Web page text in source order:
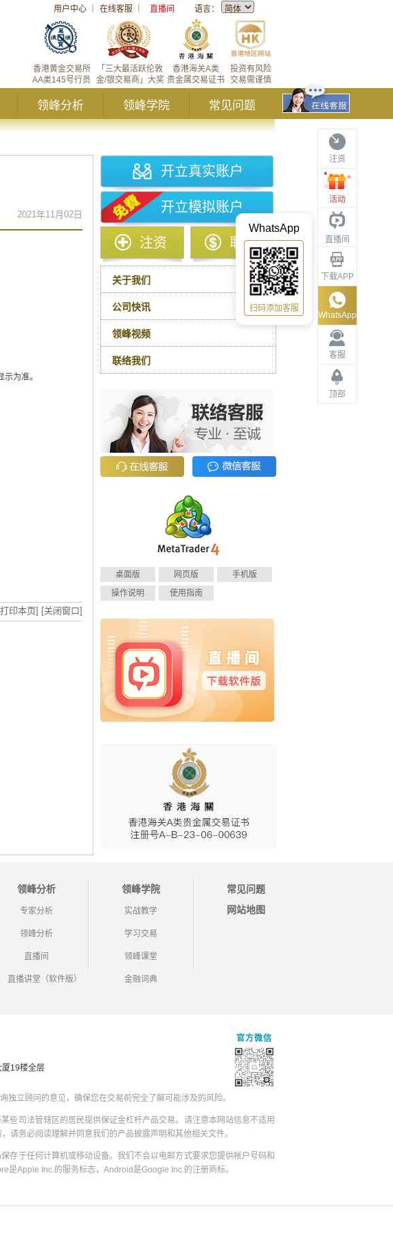
用户中心 在线客服 直播间 语言：
投资有风险
交易需谨慎
香港海关A类
贵金属交易证书
「三大最活跃伦敦
金/银交易商」大奖
香港黄金交易所
AA类145号行员
领峰分析 领峰学院 常见问题
注资
活动
直播间
下载APP
客服
顶部
WhatsApp
WhatsApp
扫码添加客服
2021年11月02日
为准。
印本页] [关闭窗口]
开立真实账户
开立模拟账户
注资 取款
关于我们
公司快讯
领峰视频
联络我们
桌面版 网页版
手机版
操作说明
使用指南
领峰分析
专家分析
领峰分析
直播间
直播讲堂（软件版）
领峰学院
实战教学
学习交易
领峰课堂
金融词典
常见问题
网站地图
19楼全层
官方微信
立顾问的意见，确保您在交易前完全了解可能涉及的风险。
些司法管辖区的居民提供保证金杠杆产品交易。请注意本网站信息不适用
请务必阅读理解并同意我们的产品披露声明和其他相关文件。
存于任何计算机或移动设备。我们不会以电邮方式要求您提供帐户号码和
Apple Inc.的服务标志，Android是Google Inc.的注册商标。